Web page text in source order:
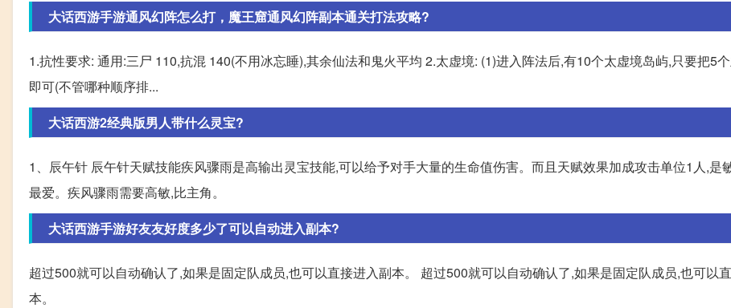
大话西游手游通风幻阵怎么打，魔王窟通风幻阵副本通关打法攻略?
1.抗性要求: 通用:三尸 110,抗混 140(不用冰忘睡),其余仙法和鬼火平均 2.太虚境: (1)进入阵法后,有10个太虚境岛屿,只要把5
即可(不管哪种顺序排...
大话西游2经典版男人带什么灵宝?
1、辰午针 辰午针天赋技能疾风骤雨是高输出灵宝技能,可以给予对手大量的生命值伤害。而且天赋效果加成攻击单位1人,是
最爱。疾风骤雨需要高敏,比主角。
大话西游手游好友友好度多少了可以自动进入副本?
超过500就可以自动确认了,如果是固定队成员,也可以直接进入副本。 超过500就可以自动确认了,如果是固定队成员,也可以
本。